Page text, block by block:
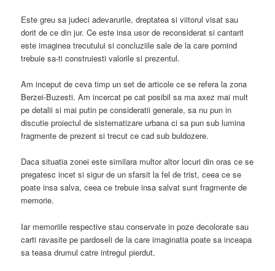
Este greu sa judeci adevarurile, dreptatea si viitorul visat sau
dorit de ce din jur. Ce este insa usor de reconsiderat si cantarit
este imaginea trecutului si concluziile sale de la care pornind
trebuie sa-ti construiesti valorile si prezentul.
Am inceput de ceva timp un set de articole ce se refera la zona
Berzei-Buzesti. Am incercat pe cat posibil sa ma axez mai mult
pe detalii si mai putin pe consideratii generale, sa nu pun in
discutie proiectul de sistematizare urbana ci sa pun sub lumina
fragmente de prezent si trecut ce cad sub buldozere.
Daca situatia zonei este similara multor altor locuri din oras ce se
pregatesc incet si sigur de un sfarsit la fel de trist, ceea ce se
poate insa salva, ceea ce trebuie insa salvat sunt fragmente de
memorie.
Iar memoriile respective stau conservate in poze decolorate sau
carti ravasite pe pardoseli de la care imaginatia poate sa inceapa
sa teasa drumul catre intregul pierdut.